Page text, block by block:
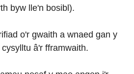
byw lle'n bosibl).
o'r gwaith a wnaed gan y
â'r fframwaith.